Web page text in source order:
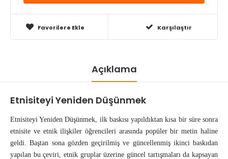
Favorilere Ekle Karşılaştır
Açıklama
Etnisiteyi Yeniden Düşünmek
Etnisiteyi Yeniden Düşünmek, ilk baskısı yapıldıktan kısa bir süre sonra
etnisite ve etnik ilişkiler öğrencileri arasında popüler bir metin haline
geldi. Baştan sona gözden geçirilmiş ve güncellenmiş ikinci baskıdan
yapılan bu çeviri, etnik gruplar üzerine güncel tartışmaları da kapsayan